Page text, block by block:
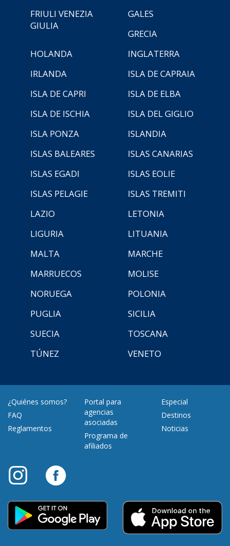
FRIULI VENEZIA
GIULIA
GALES
GRECIA
HOLANDA
INGLATERRA
IRLANDA
ISLA DE CAPRAIA
ISLA DE CAPRI
ISLA DE ELBA
ISLA DE ISCHIA
ISLA DEL GIGLIO
ISLA PONZA
ISLANDIA
ISLAS BALEARES
ISLAS CANARIAS
ISLAS EGADI
ISLAS EOLIE
ISLAS PELAGIE
ISLAS TREMITI
LAZIO
LETONIA
LIGURIA
LITUANIA
MALTA
MARCHE
MARRUECOS
MOLISE
NORUEGA
POLONIA
PUGLIA
SICILIA
SUECIA
TOSCANA
TÚNEZ
VENETO
¿Quiénes somos?
FAQ
Reglamentos
Portal para
agencias
asociadas
Programa de
afiliados
Especial
Destinos
Noticias